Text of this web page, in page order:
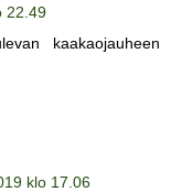
22.49
kaakaojauheen
klo 17.06